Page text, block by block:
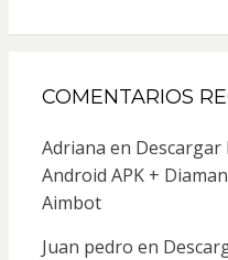
COMENTARIOS
Adriana en Descargar
Android APK +
Aimbot
Juan pedro en